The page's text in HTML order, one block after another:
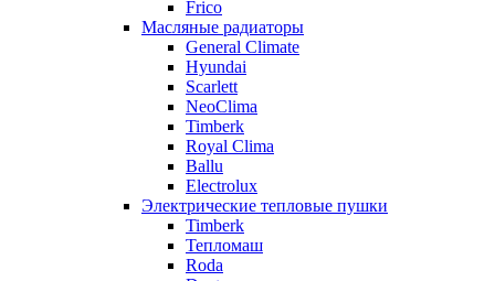
Frico
Масляные радиаторы
General Climate
Hyundai
Scarlett
NeoClima
Timberk
Royal Clima
Ballu
Electrolux
Электрические тепловые пушки
Timberk
Тепломаш
Roda